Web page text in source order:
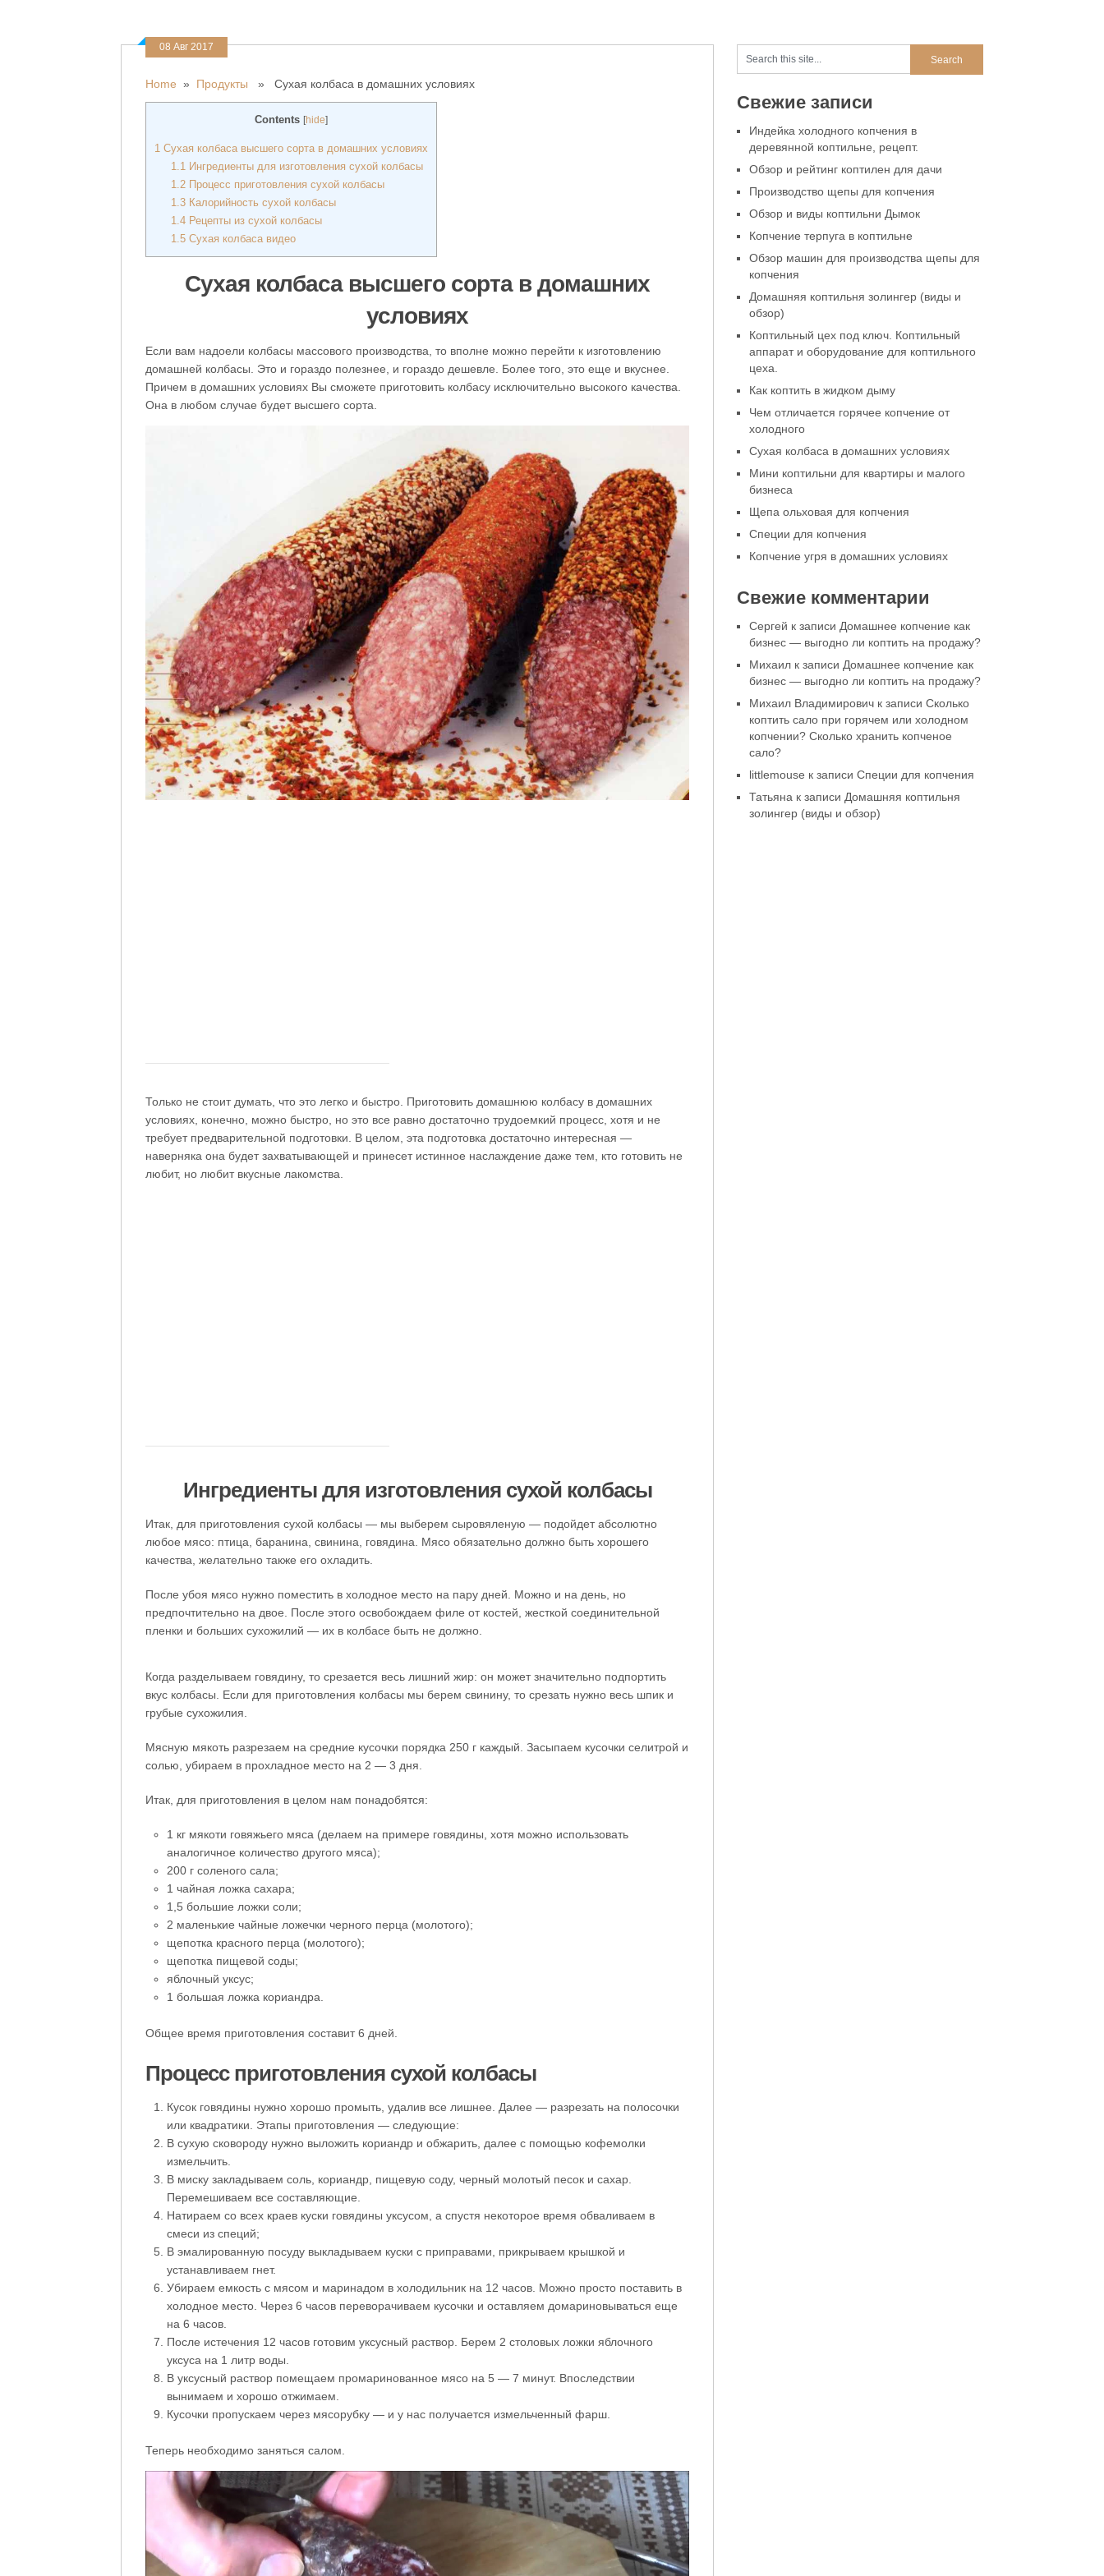
08 Авг 2017
Home » Продукты » Сухая колбаса в домашних условиях
Contents [hide]
1Cухая колбаса высшего сорта в домашних условиях
1.1Ингредиенты для изготовления сухой колбасы
1.2Процесс приготовления сухой колбасы
1.3Калорийность сухой колбасы
1.4Рецепты из сухой колбасы
1.5Сухая колбаса видео
Cухая колбаса высшего сорта в домашних
условиях
Если вам надоели колбасы массового производства, то вполне можно перейти к изготовлению
домашней колбасы. Это и гораздо полезнее, и гораздо дешевле. Более того, это еще и вкуснее.
Причем в домашних условиях Вы сможете приготовить колбасу исключительно высокого качества.
Она в любом случае будет высшего сорта.
Только не стоит думать, что это легко и быстро. Приготовить домашнюю колбасу в домашних
условиях, конечно, можно быстро, но это все равно достаточно трудоемкий процесс, хотя и не
требует предварительной подготовки. В целом, эта подготовка достаточно интересная —
наверняка она будет захватывающей и принесет истинное наслаждение даже тем, кто готовить не
любит, но любит вкусные лакомства.
Ингредиенты для изготовления сухой колбасы
Итак, для приготовления сухой колбасы — мы выберем сыровяленую — подойдет абсолютно
любое мясо: птица, баранина, свинина, говядина. Мясо обязательно должно быть хорошего
качества, желательно также его охладить.
После убоя мясо нужно поместить в холодное место на пару дней. Можно и на день, но
предпочтительно на двое. После этого освобождаем филе от костей, жесткой соединительной
пленки и больших сухожилий — их в колбасе быть не должно.
Когда разделываем говядину, то срезается весь лишний жир: он может значительно подпортить
вкус колбасы. Если для приготовления колбасы мы берем свинину, то срезать нужно весь шпик и
грубые сухожилия.
Мясную мякоть разрезаем на средние кусочки порядка 250 г каждый. Засыпаем кусочки селитрой и
солью, убираем в прохладное место на 2 — 3 дня.
Итак, для приготовления в целом нам понадобятся:
1 кг мякоти говяжьего мяса (делаем на примере говядины, хотя можно использовать
аналогичное количество другого мяса);
200 г соленого сала;
1 чайная ложка сахара;
1,5 большие ложки соли;
2 маленькие чайные ложечки черного перца (молотого);
щепотка красного перца (молотого);
щепотка пищевой соды;
яблочный уксус;
1 большая ложка кориандра.
Общее время приготовления составит 6 дней.
Процесс приготовления сухой колбасы
Кусок говядины нужно хорошо промыть, удалив все лишнее. Далее — разрезать на полосочки
или квадратики. Этапы приготовления — следующие:
В сухую сковороду нужно выложить кориандр и обжарить, далее с помощью кофемолки
измельчить.
В миску закладываем соль, кориандр, пищевую соду, черный молотый песок и сахар.
Перемешиваем все составляющие.
Натираем со всех краев куски говядины уксусом, а спустя некоторое время обваливаем в
смеси из специй;
В эмалированную посуду выкладываем куски с приправами, прикрываем крышкой и
устанавливаем гнет.
Убираем емкость с мясом и маринадом в холодильник на 12 часов. Можно просто поставить в
холодное место. Через 6 часов переворачиваем кусочки и оставляем домариновываться еще
на 6 часов.
После истечения 12 часов готовим уксусный раствор. Берем 2 столовых ложки яблочного
уксуса на 1 литр воды.
В уксусный раствор помещаем промаринованное мясо на 5 — 7 минут. Впоследствии
вынимаем и хорошо отжимаем.
Кусочки пропускаем через мясорубку — и у нас получается измельченный фарш.
Теперь необходимо заняться салом.
Свежие записи
Индейка холодного копчения в
деревянной коптильне, рецепт.
Обзор и рейтинг коптилен для дачи
Производство щепы для копчения
Обзор и виды коптильни Дымок
Копчение терпуга в коптильне
Обзор машин для производства щепы для
копчения
Домашняя коптильня золингер (виды и
обзор)
Коптильный цех под ключ. Коптильный
аппарат и оборудование для коптильного
цеха.
Как коптить в жидком дыму
Чем отличается горячее копчение от
холодного
Сухая колбаса в домашних условиях
Мини коптильни для квартиры и малого
бизнеса
Щепа ольховая для копчения
Специи для копчения
Копчение угря в домашних условиях
Свежие комментарии
Сергей к записи Домашнее копчение как
бизнес — выгодно ли коптить на продажу?
Михаил к записи Домашнее копчение как
бизнес — выгодно ли коптить на продажу?
Михаил Владимирович к записи Сколько
коптить сало при горячем или холодном
копчении? Сколько хранить копченое
сало?
littlemouse к записи Специи для копчения
Татьяна к записи Домашняя коптильня
золингер (виды и обзор)